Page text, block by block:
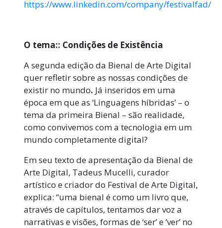
https://www.linkedin.com/company/festivalfad/
O tema:: Condições de Existência
A segunda edição da Bienal de Arte Digital
quer refletir sobre as nossas condições de
existir no mundo. Já inseridos em uma
época em que as ‘Linguagens híbridas’ – o
tema da primeira Bienal – são realidade,
como convivemos com a tecnologia em um
mundo completamente digital?
Em seu texto de apresentação da Bienal de
Arte Digital, Tadeus Mucelli, curador
artístico e criador do Festival de Arte Digital,
explica: “uma bienal é como um livro que,
através de capítulos, tentamos dar voz a
narrativas e visões, formas de ‘ser’ e ‘ver’ no